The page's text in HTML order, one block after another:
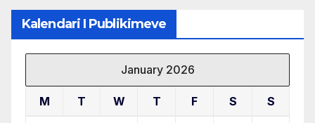
Kalendari I Publikimeve
January 2026
M T W T F S S